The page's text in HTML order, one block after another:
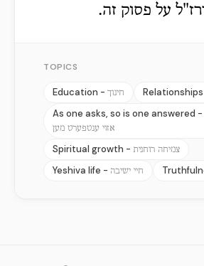
על פסוק זה.
TOPICS
Education - חינוך
As one asks, so is one answered -
אזוי ענטפערט מען
Spiritual growth - צמיחה רוחנית
Yeshiva life - חיי ישיבה